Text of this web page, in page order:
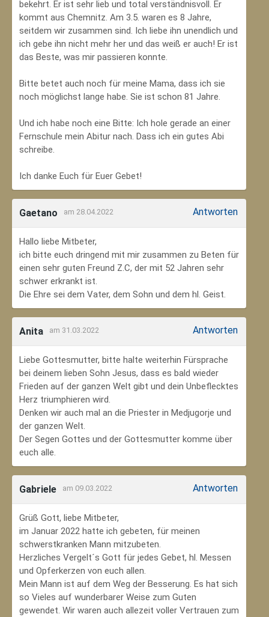
bekehrt. Er ist sehr lieb und total verständnisvoll. Er
kommt aus Chemnitz. Am 3.5. waren es 8 Jahre,
seitdem wir zusammen sind. Ich liebe ihn unendlich und
ich gebe ihn nicht mehr her und das weiß er auch! Er ist
das Beste, was mir passieren konnte.
Bitte betet auch noch für meine Mama, dass ich sie
noch möglichst lange habe. Sie ist schon 81 Jahre.
Und ich habe noch eine Bitte: Ich hole gerade an einer
Fernschule mein Abitur nach. Dass ich ein gutes Abi
schreibe.
Ich danke Euch für Euer Gebet!
Gaetano am 28.04.2022 Antworten
Hallo liebe Mitbeter,
ich bitte euch dringend mit mir zusammen zu Beten für
einen sehr guten Freund Z.C, der mit 52 Jahren sehr
schwer erkrankt ist.
Die Ehre sei dem Vater, dem Sohn und dem hl. Geist.
Anita am 31.03.2022 Antworten
Liebe Gottesmutter, bitte halte weiterhin Fürsprache
bei deinem lieben Sohn Jesus, dass es bald wieder
Frieden auf der ganzen Welt gibt und dein Unbeflecktes
Herz triumphieren wird.
Denken wir auch mal an die Priester in Medjugorje und
der ganzen Welt.
Der Segen Gottes und der Gottesmutter komme über
euch alle.
Gabriele am 09.03.2022 Antworten
Grüß Gott, liebe Mitbeter,
im Januar 2022 hatte ich gebeten, für meinen
schwerstkranken Mann mitzubeten.
Herzliches Vergelt´s Gott für jedes Gebet, hl. Messen
und Opferkerzen von euch allen.
Mein Mann ist auf dem Weg der Besserung. Es hat sich
so Vieles auf wunderbarer Weise zum Guten
gewendet. Wir waren auch allezeit voller Vertrauen zum